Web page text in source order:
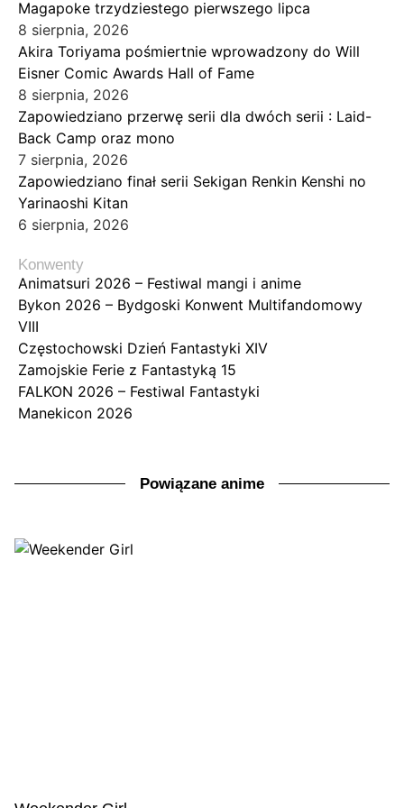
Magapoke trzydziestego pierwszego lipca
8 sierpnia, 2026
Akira Toriyama pośmiertnie wprowadzony do Will
Eisner Comic Awards Hall of Fame
8 sierpnia, 2026
Zapowiedziano przerwę serii dla dwóch serii : Laid-
Back Camp oraz mono
7 sierpnia, 2026
Zapowiedziano finał serii Sekigan Renkin Kenshi no
Yarinaoshi Kitan
6 sierpnia, 2026
Konwenty
Animatsuri 2026 – Festiwal mangi i anime
Bykon 2026 – Bydgoski Konwent Multifandomowy
VIII
Częstochowski Dzień Fantastyki XIV
Zamojskie Ferie z Fantastyką 15
FALKON 2026 – Festiwal Fantastyki
Manekicon 2026
Powiązane anime